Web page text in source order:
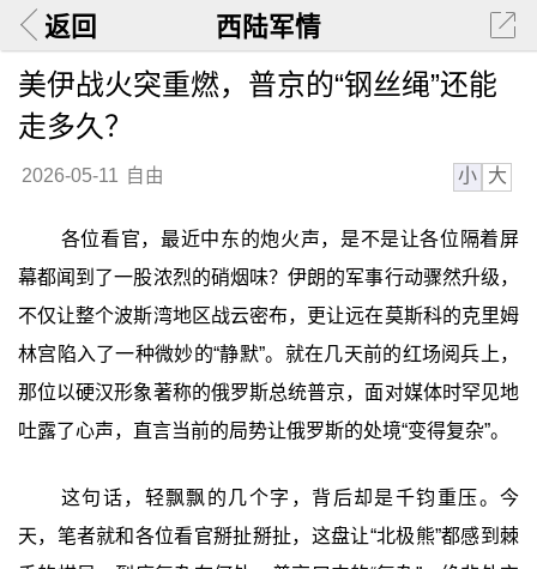
返回 西陆军情
美伊战火突重燃，普京的“钢丝绳”还能
走多久？
2026-05-11 自由 小 大
各位看官，最近中东的炮火声，是不是让各位隔着屏
幕都闻到了一股浓烈的硝烟味？伊朗的军事行动骤然升级，
不仅让整个波斯湾地区战云密布，更让远在莫斯科的克里姆
林宫陷入了一种微妙的“静默”。就在几天前的红场阅兵上，
那位以硬汉形象著称的俄罗斯总统普京，面对媒体时罕见地
吐露了心声，直言当前的局势让俄罗斯的处境“变得复杂”。
这句话，轻飘飘的几个字，背后却是千钧重压。今
天，笔者就和各位看官掰扯掰扯，这盘让“北极熊”都感到棘